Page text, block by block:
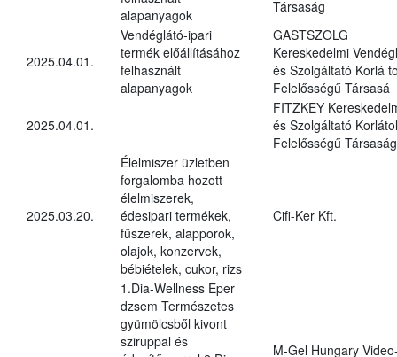
alapanyagok
Társaság
2025.04.01.
Vendéglátó-ipari
termék előállításához
felhasznált
alapanyagok
GASTSZOLG
Kereskedelmi
és Szolgáltató Korlá
Felelősségű Társasá
2025.04.01.
FITZKEY
és Szolgáltató
Felelősségű Társaság
2025.03.20.
Élelmiszer üzletben
forgalomba hozott
élelmiszerek,
édesipari termékek,
fűszerek, alapporok,
olajok, konzervek,
bébiételek, cukor, rizs
Cifi-Ker Kft.
1.Dia-Wellness Eper
dzsem Természetes
gyümölcsből kivont
sziruppal és
M-Gel Hungary